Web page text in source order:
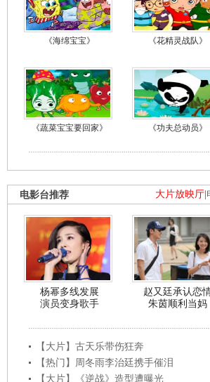
《海绵宝宝》 《花精灵战队》
《蔬菜宝宝要回家》 《功夫总动员》
大片放映厅
电影台推荐
杨幂多线发展
演员变身歌手
赵又廷承认恋
朱茵顺利当妈
【大片】古天乐带伤狂奔
【热门】周冬雨李治廷携手催泪
【大片】《逆战》造型遭曝光